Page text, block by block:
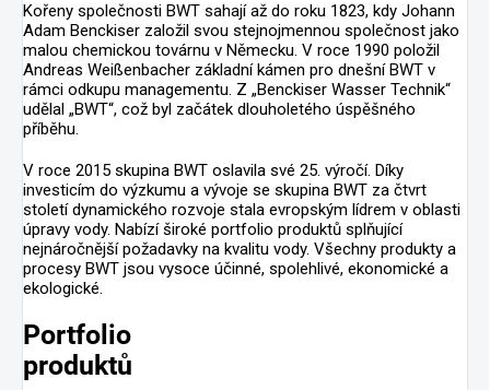
Kořeny společnosti BWT sahají až do roku 1823, kdy Johann
Adam Benckiser založil svou stejnojmennou společnost jako
malou chemickou továrnu v Německu. V roce 1990 položil
Andreas Weißenbacher základní kámen pro dnešní BWT v
rámci odkupu managementu. Z „Benckiser Wasser Technik“
udělal „BWT“, což byl začátek dlouholetého úspěšného
příběhu.
V roce 2015 skupina BWT oslavila své 25. výročí. Díky
investicím do výzkumu a vývoje se skupina BWT za čtvrt
století dynamického rozvoje stala evropským lídrem v oblasti
úpravy vody. Nabízí široké portfolio produktů splňující
nejnáročnější požadavky na kvalitu vody. Všechny produkty a
procesy BWT jsou vysoce účinné, spolehlivé, ekonomické a
ekologické.
Portfolio
produktů